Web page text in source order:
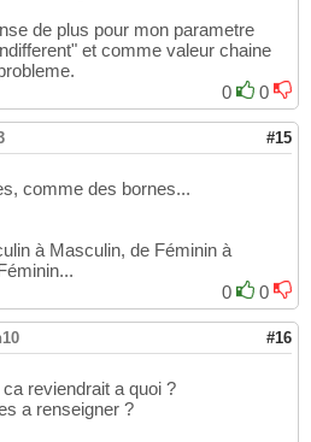
de plus pour mon parametre
et comme valeur chaine
0
0
#15
comme des bornes...
à Masculin, de Féminin à
0
0
#16
reviendrait a quoi ?
a renseigner ?